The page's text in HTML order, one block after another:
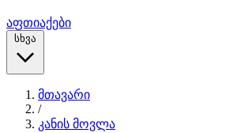
აფთიაქები
სხვა
მთავარი
/
კანის მოვლა